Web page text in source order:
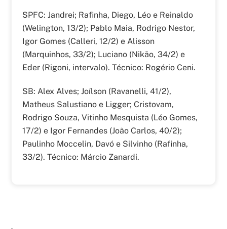
SPFC: Jandrei; Rafinha, Diego, Léo e Reinaldo
(Welington, 13/2); Pablo Maia, Rodrigo Nestor,
Igor Gomes (Calleri, 12/2) e Alisson
(Marquinhos, 33/2); Luciano (Nikão, 34/2) e
Eder (Rigoni, intervalo). Técnico: Rogério Ceni.
SB: Alex Alves; Joílson (Ravanelli, 41/2),
Matheus Salustiano e Ligger; Cristovam,
Rodrigo Souza, Vitinho Mesquista (Léo Gomes,
17/2) e Igor Fernandes (João Carlos, 40/2);
Paulinho Moccelin, Davó e Silvinho (Rafinha,
33/2). Técnico: Márcio Zanardi.